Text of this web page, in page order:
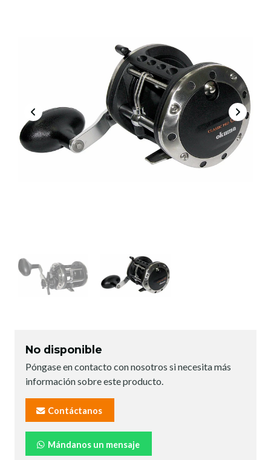
No disponible
Póngase en contacto con nosotros si necesita más
información sobre este producto.
Contáctanos
Mándanos un mensaje